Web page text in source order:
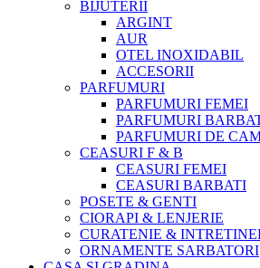
BIJUTERII
ARGINT
AUR
OTEL INOXIDABIL
ACCESORII
PARFUMURI
PARFUMURI FEMEI
PARFUMURI
PARFUMURI DE
CEASURI F & B
CEASURI FEMEI
CEASURI BARBATI
POSETE & GENTI
CIORAPI & LENJERIE
CURATENIE &
ORNAMENTE SARBATORI